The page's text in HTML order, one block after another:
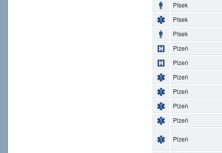
Písek
Písek
Písek
Plzeň
Plzeň
Plzeň
Plzeň
Plzeň
Plzeň
Plzeň